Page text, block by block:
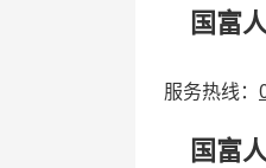
国富
服务热线：
国富